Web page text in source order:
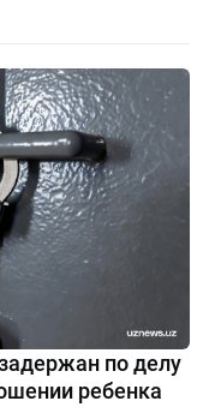
по делу
ребенка